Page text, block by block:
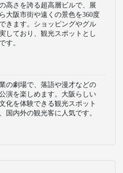
ポットとして有名です。周辺
の風情が残る飲食店が立ち並
ン
界をテーマにした大型テーマ
います。家族連れやカップル
、ハリウッド映画の世界観を
るのが魅力です。
級の水族館のひとつで、ジン